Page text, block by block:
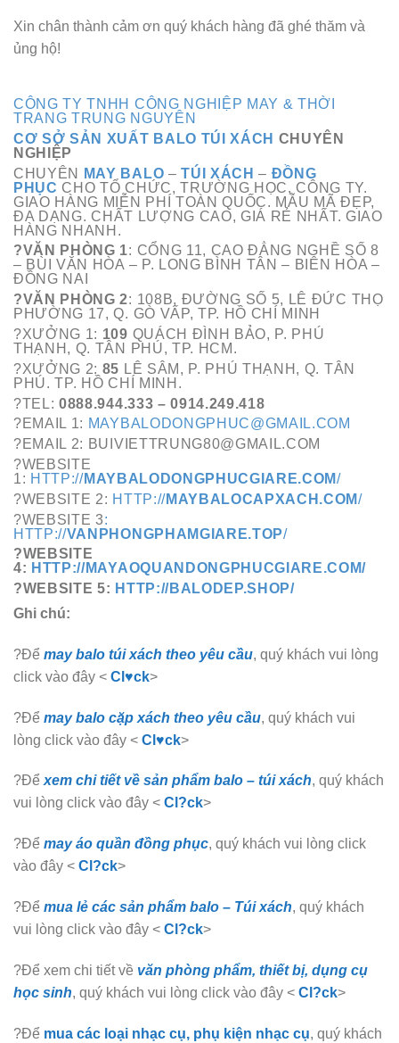
Xin chân thành cảm ơn quý khách hàng đã ghé thăm và
ủng hộ!
CÔNG TY TNHH CÔNG NGHIỆP MAY & THỜI
TRANG TRUNG NGUYÊN
CƠ SỞ SẢN XUẤT BALO TÚI XÁCH CHUYÊN
NGHIỆP
CHUYÊN
MAY BALO –TÚI XÁCH – ĐỒNG
PHỤC CHO TỔ CHỨC, TRƯỜNG HỌC, CÔNG TY.
GIAO HÀNG MIỄN PHÍ TOÀN QUỐC. MẪU MÃ ĐẸP,
ĐA DẠNG. CHẤT LƯỢNG CAO, GIÁ RẺ NHẤT. GIAO
HÀNG NHANH.
?VĂN PHÒNG 1: CỔNG 11, CAO ĐẲNG NGHỀ SỐ 8
– BÙI VĂN HÒA – P. LONG BÌNH TÂN – BIÊN HÒA –
ĐỒNG NAI
?VĂN PHÒNG 2: 108B, ĐƯỜNG SỐ 5, LÊ ĐỨC THỌ
PHƯỜNG 17, Q. GÒ VẤP, TP. HỒ CHÍ MINH
?XƯỞNG 1: 109 QUÁCH ĐÌNH BẢO, P. PHÚ
THẠNH, Q. TÂN PHÚ, TP. HCM.
?XƯỞNG 2: 85 LÊ SÂM, P. PHÚ THẠNH, Q. TÂN
PHÚ. TP. HỒ CHÍ MINH.
?TEL:0888.944.333 – 0914.249.418
?EMAIL 1: MAYBALODONGPHUC@GMAIL.COM
?EMAIL 2: BUIVIETTRUNG80@GMAIL.COM
?WEBSITE
1: HTTP://MAYBALODONGPHUCGIARE.COM/
?WEBSITE 2: HTTP://MAYBALOCAPXACH.COM/
?WEBSITE 3:
HTTP://VANPHONGPHAMGIARE.TOP/
?WEBSITE
4: HTTP://MAYAOQUANDONGPHUCGIARE.COM/
?WEBSITE 5: HTTP://BALODEP.SHOP/
Ghi chú:
?Để may balo túi xách theo yêu cầu, quý khách vui lòng
click vào đây < Cl♥ck>
?Để may balo cặp xách theo yêu cầu, quý khách vui
lòng click vào đây < Cl♥ck>
?Để xem chi tiết về sản phẩm balo – túi xách, quý khách
vui lòng click vào đây < Cl?ck>
?Để may áo quần đồng phục, quý khách vui lòng click
vào đây < Cl?ck>
?Để mua lẻ các sản phẩm balo – Túi xách, quý khách
vui lòng click vào đây < Cl?ck>
?Để xem chi tiết về văn phòng phẩm, thiết bị, dụng cụ
học sinh, quý khách vui lòng click vào đây < Cl?ck>
?Để mua các loại nhạc cụ, phụ kiện nhạc cụ, quý khách